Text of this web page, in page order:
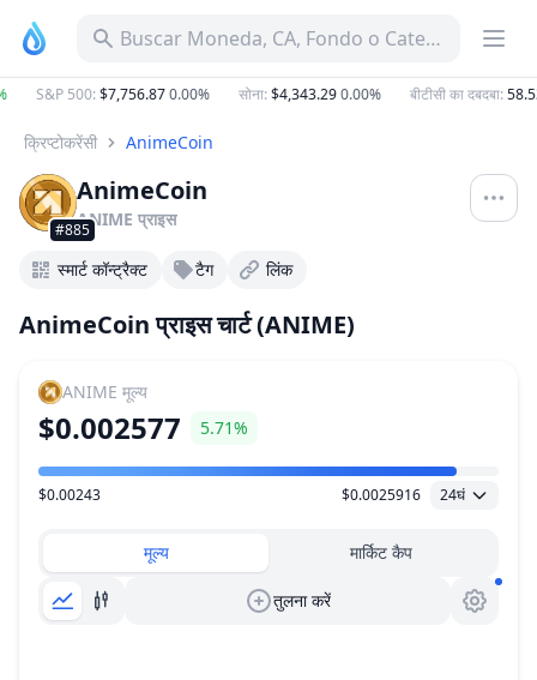
Buscar Moneda, CA, Fondo o Categoría
S&P 500:$7,756.870.00% सोना:$4,343.290.00% बीटीसी का दबदबा:
क्रिप्टोकरेंसी AnimeCoin
#885
AnimeCoin
ANIME प्राइस
स्मार्ट कॉन्ट्रैक्ट टैग लिंक
AnimeCoin प्राइस चार्ट (ANIME)
ANIME मूल्य
$0.002577 5.71%
मूल्य सीमा
$0.00243 $0.0025916 24घं
मूल्य मार्किट कैप
तुलना करें